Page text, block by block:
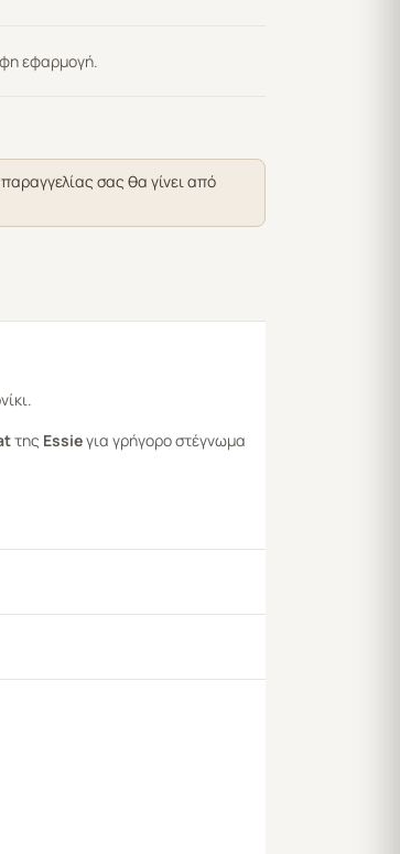
εφαρμογή.
σας θα γίνει από
της Essieγια γρήγορο στέγνωμα